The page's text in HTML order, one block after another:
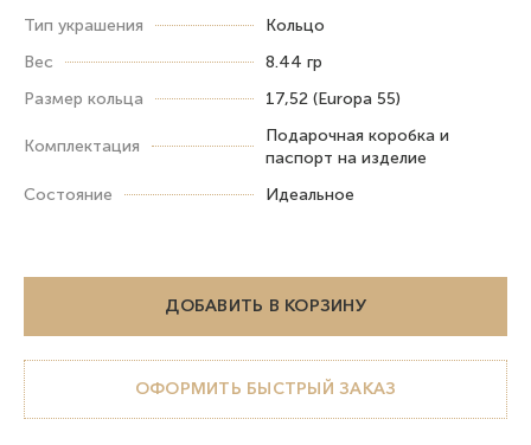
Тип украшения
Кольцо
Вес
8.44 гр
Размер кольца
17,52 (Europa 55)
Комплектация
Подарочная коробка и
паспорт на изделие
Состояние
Идеальное
ДОБАВИТЬ В КОРЗИНУ
ОФОРМИТЬ БЫСТРЫЙ ЗАКАЗ